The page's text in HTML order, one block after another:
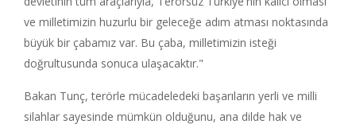
ve milletimizin huzurlu bir geleceğe adım atması noktasında
büyük bir çabamız var. Bu çaba, milletimizin isteği
doğrultusunda sonuca ulaşacaktır."
Bakan Tunç, terörle mücadeledeki başarıların yerli ve milli
silahlar sayesinde mümkün olduğunu, ana dilde hak ve